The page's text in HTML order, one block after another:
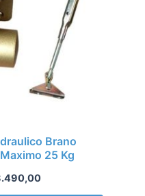
Brano
25 Kg